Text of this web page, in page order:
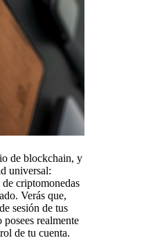
de blockchain, y
universal:
criptomonedas
Verás que,
sesión de tus
posees realmente
de tu cuenta.